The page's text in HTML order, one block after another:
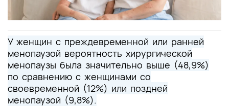
У женщин с преждевременной или ранней
менопаузой вероятность хирургической
менопаузы была значительно выше (48,9%)
по сравнению с женщинами со
своевременной (12%) или поздней
менопаузой (9,8%).